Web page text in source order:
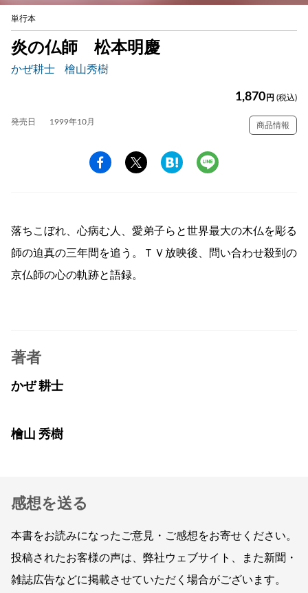
単行本
炎の仏師 松本明慶
かぜ耕士 檜山秀樹
1,870 円 (税込)
発売日 1999年10月 商品情報
落ちこぼれ、心病む人、愛弟子らと世界最大の木仏を彫る
師の迫真の三年間を追う。ＴＶ放映後、問い合わせ殺到の
京仏師の心の軌跡と語録。
著者
かぜ 耕士
檜山 秀樹
感想を送る
本書をお読みになったご意見・ご感想をお寄せください。
投稿されたお客様の声は、弊社ウェブサイト、また新聞・
雑誌広告などに掲載させていただく場合がございます。